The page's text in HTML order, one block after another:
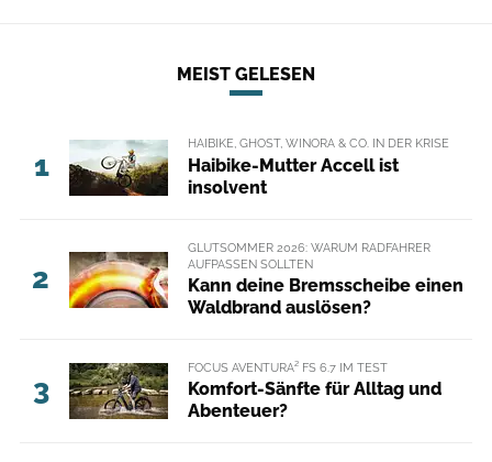
MEIST GELESEN
1
HAIBIKE, GHOST, WINORA & CO. IN DER KRISE
Haibike-Mutter Accell ist
insolvent
2
GLUTSOMMER 2026: WARUM RADFAHRER
AUFPASSEN SOLLTEN
Kann deine Bremsscheibe einen
Waldbrand auslösen?
3
FOCUS AVENTURA² FS 6.7 IM TEST
Komfort-Sänfte für Alltag und
Abenteuer?